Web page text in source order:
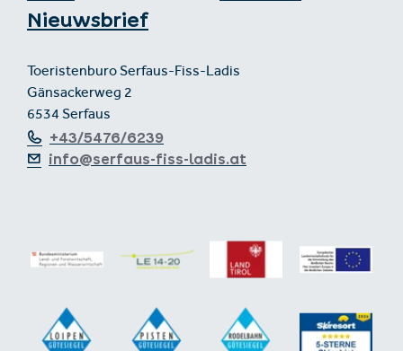
Nieuwsbrief
Toeristenburo Serfaus-Fiss-Ladis
Gänsackerweg 2
6534 Serfaus
+43/5476/6239
info@serfaus-fiss-ladis.at